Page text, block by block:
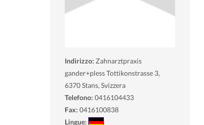
Indirizzo: Zahnarztpraxis
gander+pless Tottikonstrasse 3,
6370Stans, Svizzera
Telefono: 0416104433
Fax: 0416100838
Lingue: